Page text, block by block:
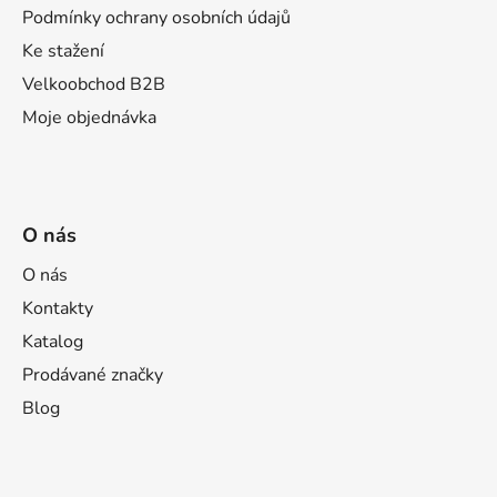
Podmínky ochrany osobních údajů
Ke stažení
Velkoobchod B2B
Moje objednávka
O nás
O nás
Kontakty
Katalog
Prodávané značky
Blog